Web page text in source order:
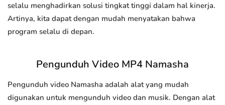
selalu menghadirkan solusi tingkat tinggi dalam hal kinerja.
Artinya, kita dapat dengan mudah menyatakan bahwa
program selalu di depan.
Pengunduh Video MP4 Namasha
Pengunduh video Namasha adalah alat yang mudah
digunakan untuk mengunduh video dan musik. Dengan alat